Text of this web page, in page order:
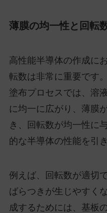
薄膜の均一性と回転
高性能半導体の作成に
転数は非常に重要です
塗布プロセスでは、溶
に均一に広がり、薄膜
き、回転数が均一性に
的な半導体の性能を引
例えば、回転数が適切
ばらつきが生じやすく
成するためには、基板